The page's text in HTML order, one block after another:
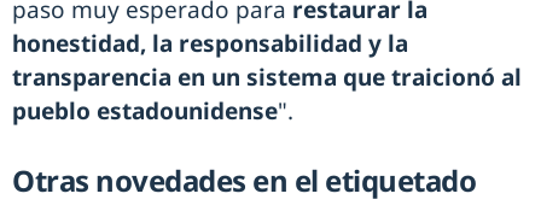
paso muy esperado para restaurar la
honestidad, la responsabilidad y la
transparencia en un sistema que traicionó al
pueblo estadounidense".
Otras novedades en el etiquetado